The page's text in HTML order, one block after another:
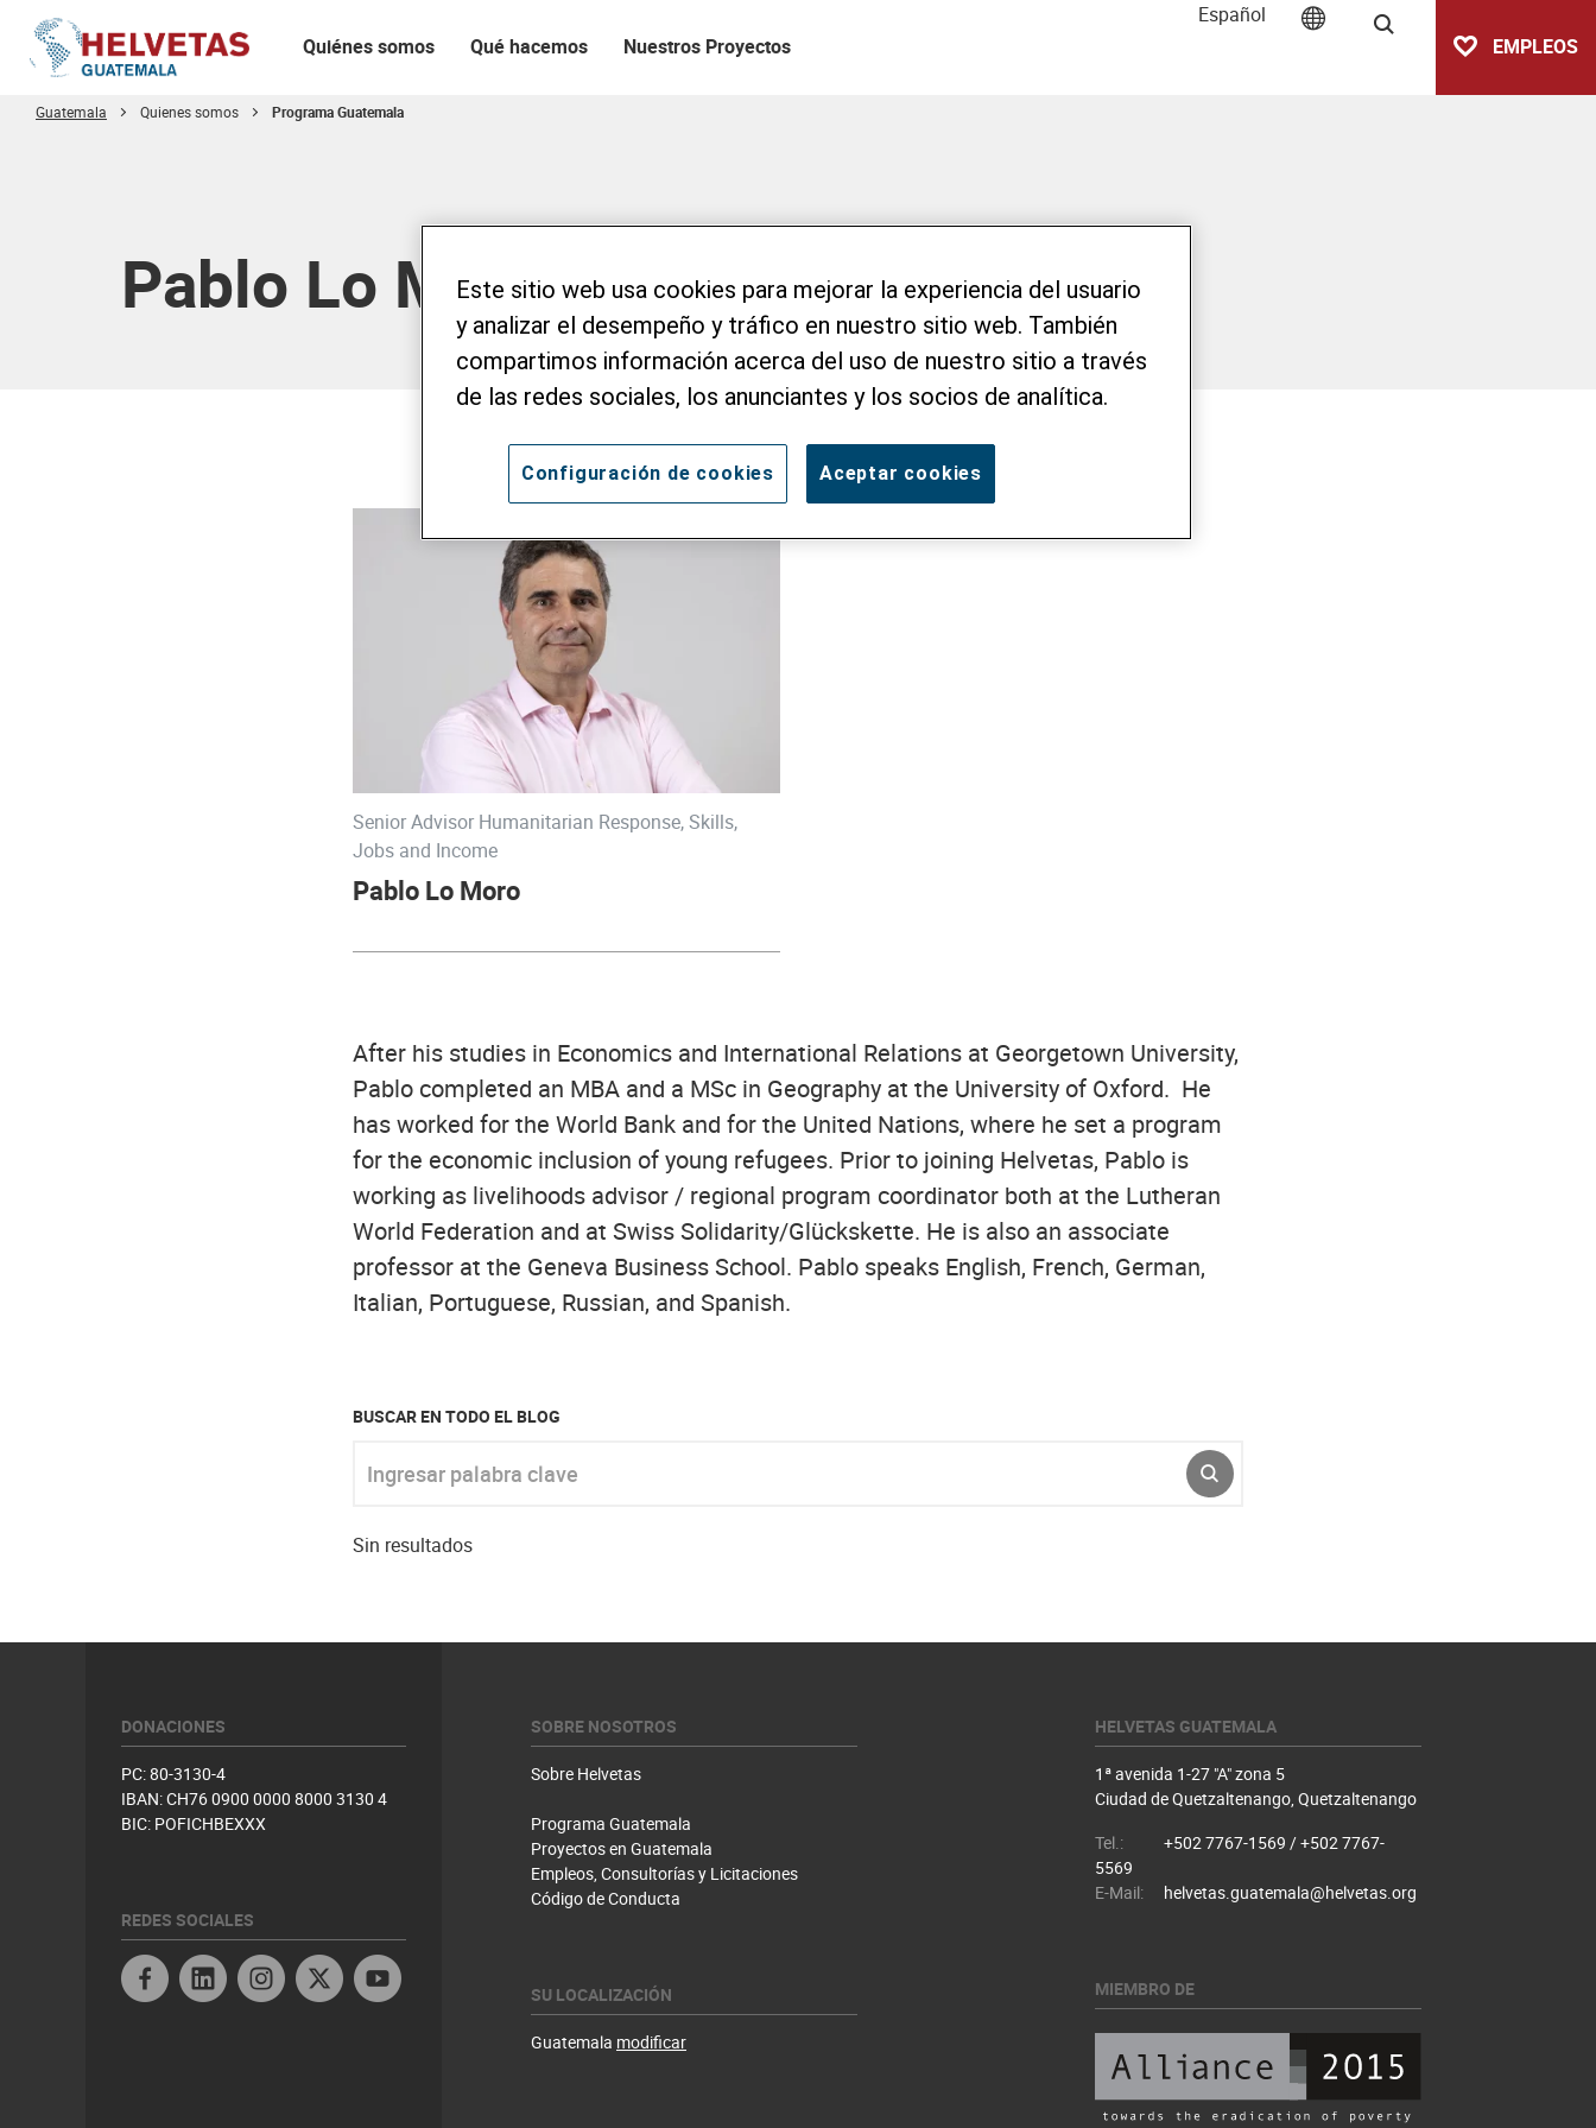
Quiénes somos Qué hacemos Nuestros Proyectos
Español
Buscar
EMPLEOS
Guatemala Quienes somos Programa Guatemala
Pablo Lo Moro
Senior Advisor Humanitarian Response, Skills,
Jobs and Income
Pablo Lo Moro
After his studies in Economics and International Relations at Georgetown University,
Pablo completed an MBA and a MSc in Geography at the University of Oxford. He
has worked for the World Bank and for the United Nations, where he set a program
for the economic inclusion of young refugees. Prior to joining Helvetas, Pablo is
working as livelihoods advisor / regional program coordinator both at the Lutheran
World Federation and at Swiss Solidarity/Glückskette. He is also an associate
professor at the Geneva Business School. Pablo speaks English, French, German,
Italian, Portuguese, Russian, and Spanish.
BUSCAR EN TODO EL BLOG
ENVIAR
Sin resultados
DONACIONES
PC: 80-3130-4
IBAN: CH76 0900 0000 8000 3130 4
BIC: POFICHBEXXX
REDES SOCIALES
Facebook Twitter
SOBRE NOSOTROS
Sobre Helvetas
Programa Guatemala
Proyectos en Guatemala
Empleos, Consultorías y Licitaciones
Código de Conducta
SU LOCALIZACIÓN
Guatemala modificar
HELVETAS GUATEMALA
1ª avenida 1-27 "A" zona 5
Ciudad de Quetzaltenango, Quetzaltenango
Tel.:
+502 7767-1569 / +502 7767-
5569
E-Mail:
helvetas.guatemala@helvetas.org
MIEMBRO DE
Este sitio web usa cookies para mejorar la experiencia del usuario
y analizar el desempeño y tráfico en nuestro sitio web. También
compartimos información acerca del uso de nuestro sitio a través
de las redes sociales, los anunciantes y los socios de analítica.
Aceptar cookies
Configuración de cookies